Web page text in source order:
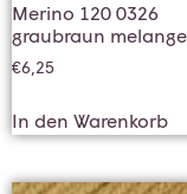
Merino 120 0326
graubraun melange
€6,25
In den Warenkorb